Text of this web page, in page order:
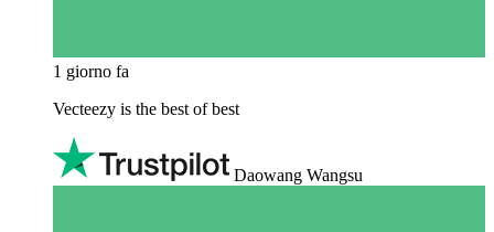
1 giorno fa
Vecteezy is the best of best
Daowang Wangsu